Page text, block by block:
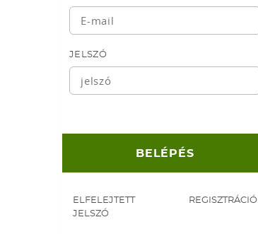
JELSZÓ
ELFELEJTETT
JELSZÓ
REGISZTRÁCIÓ